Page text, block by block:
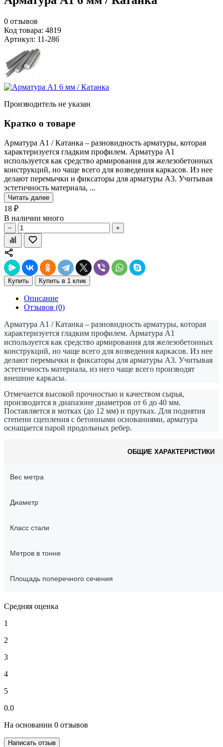
0 отзывов
Код товара: 4819
Артикул: 11-286
Производитель не указан
Кратко о товаре
Арматура А1 / Катанка – разновидность арматуры, которая
характеризуется гладким профилем. Арматура А1
используется как средство армирования для железобетонных
конструкций, но чаще всего для возведения каркасов. Из нее
делают перемычки и фиксаторы для арматуры А3. Учитывая
эстетичность материала, ...
Читать далее
18 ₽
В наличии много
− +
Купить Купить в 1 клик
Описание
Отзывов (0)
Арматура А1 / Катанка – разновидность арматуры, которая
характеризуется гладким профилем. Арматура А1
используется как средство армирования для железобетонных
конструкций, но чаще всего для возведения каркасов. Из нее
делают перемычки и фиксаторы для арматуры А3. Учитывая
эстетичность материала, из него чаще всего производят
внешние каркасы.
Отмечается высокой прочностью и качеством сырья,
производится в диапазоне диаметров от 6 до 40 мм.
Поставляется в мотках (до 12 мм) и прутках. Для поднятия
степени сцепления с бетонными основаниями, арматура
оснащается парой продольных ребер.
ОБЩИЕ ХАРАКТЕРИСТИКИ
Вес метра
Диаметр
Класс стали
Метров в тонне
Площадь поперечного сечения
Средняя оценка
1
2
3
4
5
0.0
На основании 0 отзывов
Написать отзыв